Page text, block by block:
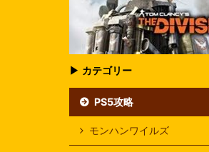
▶ カテゴリー
PS5攻略
モンハンワイルズ